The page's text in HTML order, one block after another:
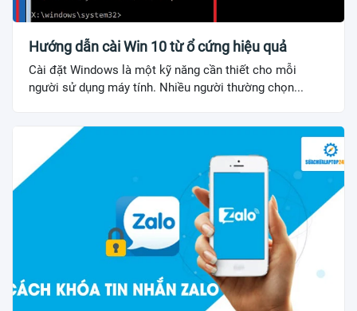
Hướng dẫn cài Win 10 từ ổ cứng hiệu quả
Cài đặt Windows là một kỹ năng cần thiết cho mỗi
người sử dụng máy tính. Nhiều người thường chọn...